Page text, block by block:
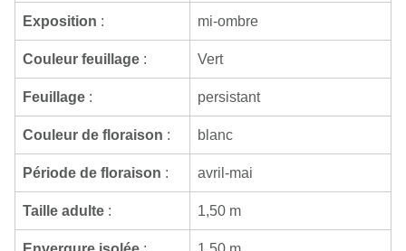
Exposition : mi-ombre
Couleur feuillage : Vert
Feuillage : persistant
Couleur de floraison : blanc
Période de floraison : avril-mai
Taille adulte : 1,50 m